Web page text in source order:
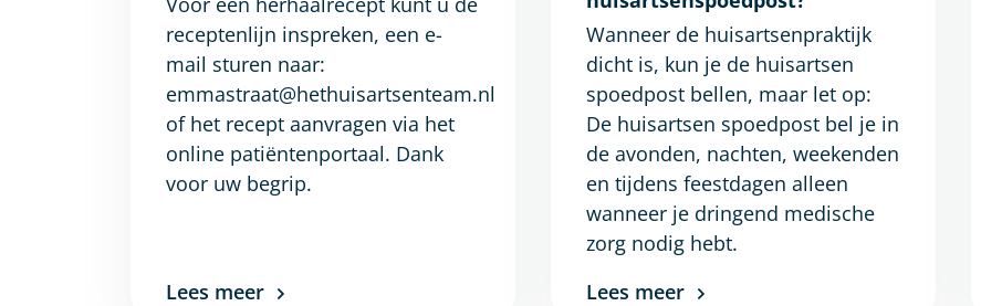
receptenlijn inspreken, een e-
mail sturen naar:
emmastraat@hethuisartsenteam.nl
of het recept aanvragen via het
online patiëntenportaal. Dank
voor uw begrip.
Lees meer
Wanneer de huisartsenpraktijk
dicht is, kun je de huisartsen
spoedpost bellen, maar let op:
De huisartsen spoedpost bel je in
de avonden, nachten, weekenden
en tijdens feestdagen alleen
wanneer je dringend medische
zorg nodig hebt.
Lees meer